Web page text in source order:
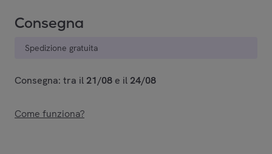
Consegna
Spedizione gratuita
Consegna: tra il 21/08 e il 24/08
Come funziona?